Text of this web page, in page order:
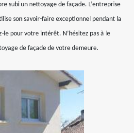
subi un nettoyage de façade. L’entreprise
son savoir-faire exceptionnel pendant la
pour votre intérêt. N’hésitez pas à le
de façade de votre demeure.